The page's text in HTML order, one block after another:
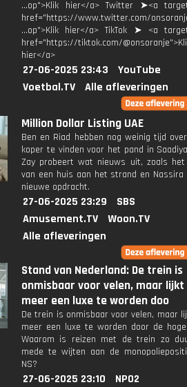
...op">Klik hier</a> Twitter ➤<a
href="https://www.twitter.com/
...op">Klik hier</a> TikTok ➤ <a
href="https://tiktok.com/
hier</a>
27-06-2025 23:43
YouTube
Voetbal.TV
Alle afleveringen
Million Dollar Listing UAE
Ben en Riad hebben nog weinig tijd
koper te vinden voor het pand in
Zay probeert wat nieuws uit, zoals het
van een huis aan het strand en
nieuwe opdracht.
27-06-2025 23:29
SBS
Amusement.TV
Woon.TV
Alle afleveringen
Stand van Nederland: De trein is
onmisbaar voor velen, maar
meer een luxe te worden doo
De trein is onmisbaar voor velen, maar
meer een luxe te worden door de
Waarom is reizen met de trein zo
mede te wijten aan de
NS?
27-06-2025 23:10
NPO2